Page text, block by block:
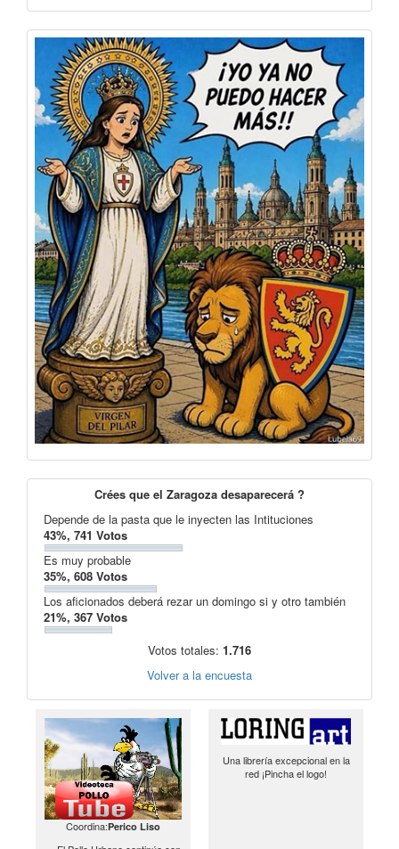
Crées que el Zaragoza desaparecerá ?
Depende de la pasta que le inyecten las Intituciones
43%, 741 Votos
Es muy probable
35%, 608 Votos
Los aficionados deberá rezar un domingo si y otro también
21%, 367 Votos
Votos totales: 1.716
Volver a la encuesta
Coordina:Perico Liso
Una librería excepcional en la
red ¡Pincha el logo!